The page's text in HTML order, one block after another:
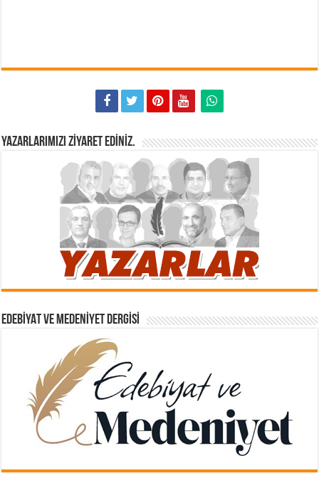
YAZARLARIMIZI ZIYARET EDINIZ.
EDEBIYAT VE MEDENIYET DERGISI